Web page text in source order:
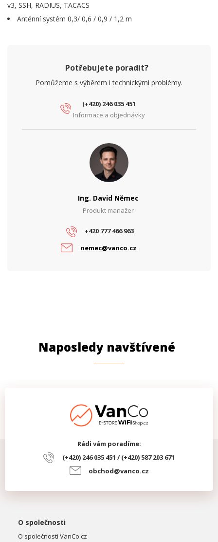
v3, SSH, RADIUS, TACACS
Anténní systém 0,3/ 0,6 / 0,9 / 1,2 m
Potřebujete poradit?
Pomůžeme s výběrem i technickými problémy.
(+420) 246 035 451
Informace a objednávky
Ing. David Němec
Produkt manažer
+420 777 466 963
nemec@vanco.cz
Naposledy navštívené
Rádi vám poradíme:
(+420) 246 035 451 / (+420) 587 203 671
obchod@vanco.cz
O společnosti
O společnosti VanCo.cz